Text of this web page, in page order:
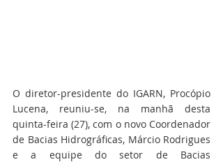
O diretor-presidente do IGARN, Procópio
Lucena, reuniu-se, na manhã desta
quinta-feira (27), com o novo Coordenador
de Bacias Hidrográficas, Márcio Rodrigues
e a equipe do setor de Bacias